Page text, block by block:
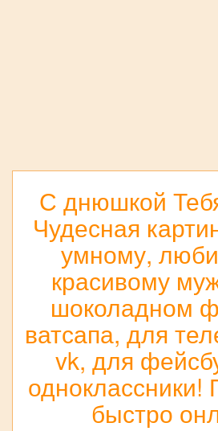
С днюшкой
Чудесная
умному,
красивому
шоколадном
ватсапа, для
vk, для
одноклассники!
быстро